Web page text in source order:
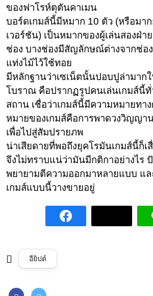
ของฟาโรห์ตุตันคาเมน
บอร์ดเกมส์นี้มีหมาก 10 ตัว (หรือมา
เวอร์ชัน) เป็นหมากของผู้เล่นสองฝ่า
ช่อง บางช่องมีสัญลักษณ์ต่างจากช่อ
แท่งไม้ไว้ใช้ทอย
มีหลักฐานว่าเซเน็ตนั้นปอบปูล่ามาก
โบราณ คือปรากฏรูปคนเล่นเกมส์นี้
สถาน เชื่อว่าเกมส์นี้มีความหมายทา
หมายของเกมส์คือการพาดวงวิญญา
เพื่อไปสู่สัมปรายภพ
น่าเสียดายที่พอถึงยุคโรมันเกมส์นี้ก็เ
จึงไม่ทราบแน่ว่ามันมีกติกาอย่างไร
พยายามตีความออกมาหลายแบบ แ
เกมส์แบบนี้วางขายอยู่
อียิปต์